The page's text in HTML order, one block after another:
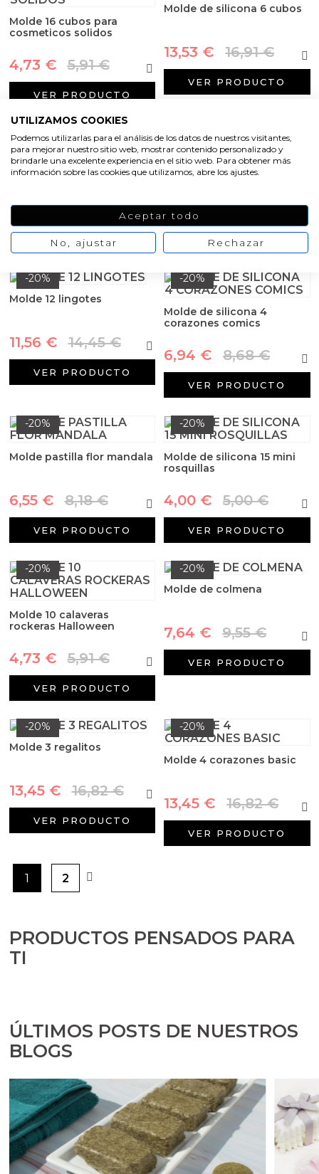
Molde 16 cubos para
cosmeticos solidos
4,73 € 5,91 €
VER PRODUCTO
Molde de silicona 6 cubos
13,53 € 16,91 €
VER PRODUCTO
-20%
Molde 2 corazones con
rejilla
13,45 € 16,82 €
VER PRODUCTO
-20%
Molde redondo mousse
4,91 € 6,14 €
VER PRODUCTO
-20%
Molde 12 lingotes
11,56 € 14,45 €
VER PRODUCTO
-20%
Molde de silicona 4
corazones comics
6,94 € 8,68 €
VER PRODUCTO
-20%
Molde pastilla flor mandala
6,55 € 8,18 €
VER PRODUCTO
-20%
Molde de silicona 15 mini
rosquillas
4,00 € 5,00 €
VER PRODUCTO
-20%
Molde 10 calaveras
rockeras Halloween
4,73 € 5,91 €
VER PRODUCTO
-20%
Molde de colmena
7,64 € 9,55 €
VER PRODUCTO
-20%
Molde 3 regalitos
13,45 € 16,82 €
VER PRODUCTO
-20%
Molde 4 corazones basic
13,45 € 16,82 €
VER PRODUCTO
1 2
PRODUCTOS PENSADOS PARA
TI
ÚLTIMOS POSTS DE NUESTROS
BLOGS
Arenas de colores
Aceites y Mantecas
UTILIZAMOS COOKIES
Podemos utilizarlas para el análisis de los datos de nuestros visitantes,
para mejorar nuestro sitio web, mostrar contenido personalizado y
brindarle una excelente experiencia en el sitio web. Para obtener más
información sobre las cookies que utilizamos, abre los ajustes.
Aceptar todo
No, ajustar Rechazar